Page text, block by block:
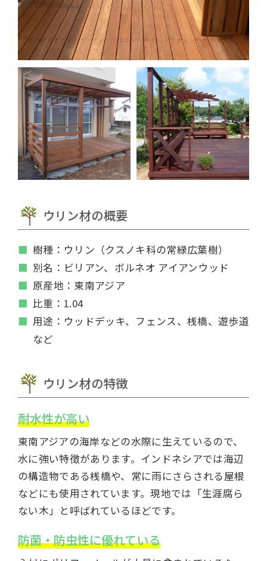
ウリン材の概要
樹種：ウリン（クスノキ科の常緑広葉樹）
別名：ビリアン、ボルネオ アイアンウッド
原産地：東南アジア
比重：1.04
用途：ウッドデッキ、フェンス、桟橋、遊歩道
など
ウリン材の特徴
耐水性が高い
東南アジアの海岸などの水際に生えているので、
水に強い特徴があります。インドネシアでは海辺
の構造物である桟橋や、常に雨にさらされる屋根
などにも使用されています。現地では「生涯腐ら
ない木」と呼ばれているほどです。
防菌・防虫性に優れている